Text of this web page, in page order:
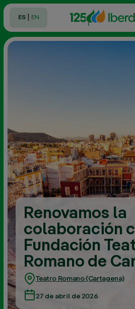
ES EN
Renovamos la
colaboración
Fundación
Romano de
Teatro Romano (Cartagena)
27 de abril de 2026